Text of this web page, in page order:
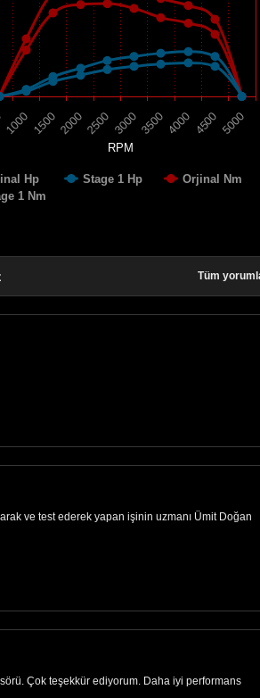
RPM
Hp Stage 1 Hp
Orjinal Nm
1 Nm
1000 150020002500 30003500 4000 4500 5000
Tüm
ve test ederek yapan işinin uzmanı Ümit Doğan
Çok teşekkür ediyorum. Daha iyi performans